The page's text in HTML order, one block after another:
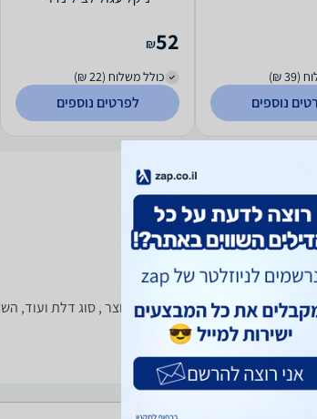
₪)
נוספים
52
₪
כולל משלוח (22 ₪)
לפרטים נוספים
סינון מתקדמת לפי סוג המוצר , סוג דלת ועוד,